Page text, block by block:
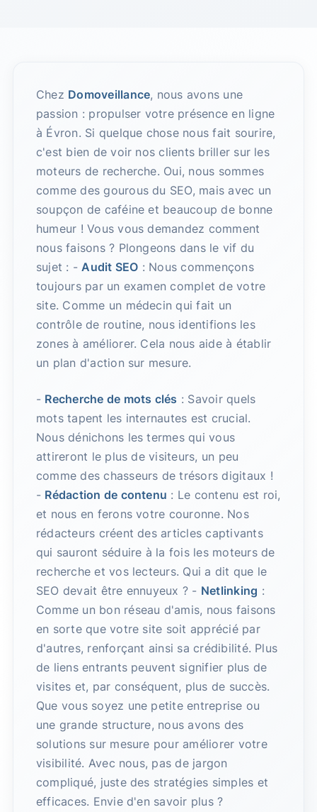
Chez Domoveillance, nous avons une
passion : propulser votre présence en ligne
à Évron. Si quelque chose nous fait sourire,
c'est bien de voir nos clients briller sur les
moteurs de recherche. Oui, nous sommes
comme des gourous du SEO, mais avec un
soupçon de caféine et beaucoup de bonne
humeur ! Vous vous demandez comment
nous faisons ? Plongeons dans le vif du
sujet : -Audit SEO : Nous commençons
toujours par un examen complet de votre
site. Comme un médecin qui fait un
contrôle de routine, nous identifions les
zones à améliorer. Cela nous aide à établir
un plan d'action sur mesure.
- Recherche de mots clés : Savoir quels
mots tapent les internautes est crucial.
Nous dénichons les termes qui vous
attireront le plus de visiteurs, un peu
comme des chasseurs de trésors digitaux !
- Rédaction de contenu : Le contenu est roi,
et nous en ferons votre couronne. Nos
rédacteurs créent des articles captivants
qui sauront séduire à la fois les moteurs de
recherche et vos lecteurs. Qui a dit que le
SEO devait être ennuyeux ? - Netlinking :
Comme un bon réseau d'amis, nous faisons
en sorte que votre site soit apprécié par
d'autres, renforçant ainsi sa crédibilité. Plus
de liens entrants peuvent signifier plus de
visites et, par conséquent, plus de succès.
Que vous soyez une petite entreprise ou
une grande structure, nous avons des
solutions sur mesure pour améliorer votre
visibilité. Avec nous, pas de jargon
compliqué, juste des stratégies simples et
efficaces. Envie d'en savoir plus ?